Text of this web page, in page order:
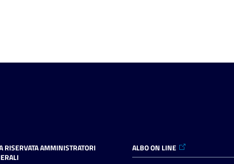
RISERVATA AMMINISTRATORI
ALBO ON LINE